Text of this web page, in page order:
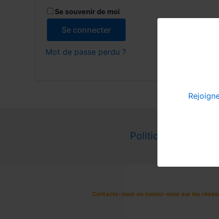
Se souvenir de moi
Se connecter
Mot de passe perdu ?
Politique
Contacte-nous ou suivez-nous sur les